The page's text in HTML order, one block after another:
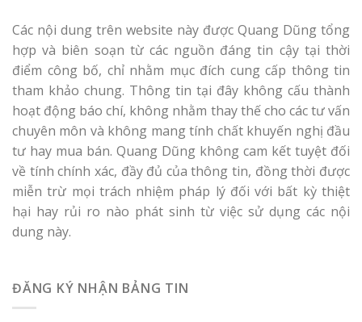
Các nội dung trên website này được Quang Dũng tổng
hợp và biên soạn từ các nguồn đáng tin cậy tại thời
điểm công bố, chỉ nhằm mục đích cung cấp thông tin
tham khảo chung. Thông tin tại đây không cấu thành
hoạt động báo chí, không nhằm thay thế cho các tư vấn
chuyên môn và không mang tính chất khuyến nghị đầu
tư hay mua bán. Quang Dũng không cam kết tuyệt đối
về tính chính xác, đầy đủ của thông tin, đồng thời được
miễn trừ mọi trách nhiệm pháp lý đối với bất kỳ thiệt
hại hay rủi ro nào phát sinh từ việc sử dụng các nội
dung này.
ĐĂNG KÝ NHẬN BẢNG TIN